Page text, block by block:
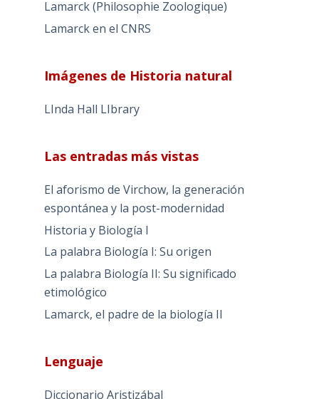
Lamarck (Philosophie Zoologique)
Lamarck en el CNRS
Imágenes de Historia natural
LInda Hall LIbrary
Las entradas más vistas
El aforismo de Virchow, la generación
espontánea y la post-modernidad
Historia y Biología I
La palabra Biología I: Su origen
La palabra Biología II: Su significado
etimológico
Lamarck, el padre de la biología II
Lenguaje
Diccionario Aristizábal